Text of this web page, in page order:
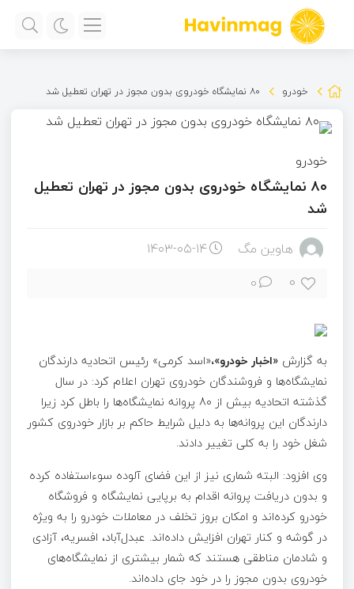
خودرو ۸۰ نمایشگاه‌ خودروی بدون مجوز در تهران تعطیل شد
خودرو
۸۰ نمایشگاه‌ خودروی بدون مجوز در تهران تعطیل
شد
هاوین مگ ۱۴۰۳-۰۵-۱۴
0
0
به گزارش «اخبار خودرو»،«اسد کرمی» رئیس اتحادیه دارندگان
نمایشگاه‌ها و فروشندگان خودروی تهران اعلام کرد: در سال
گذشته اتحادیه بیش از 80 پروانه نمایشگاه‌ها را باطل کرد زیرا
دارندگان این پروانه‌ها به دلیل شرایط حاکم بر بازار خودروی کشور
شغل خود را به کلی تغییر دادند.
وی افزود: البته شماری نیز از این فضای آلوده سوءاستفاده کرده
و بدون دریافت پروانه اقدام به برپایی نمایشگاه و فروشگاه
خودرو کرده‌اند و امکان بروز تخلف در معاملات خودرو را به ویژه
در گوشه و کنار تهران افزایش داده‌اند. عبدل‌آباد، افسریه، آزادی
و شادمان مناطقی هستند که شمار بیشتری از نمایشگاه‌های
خودروی بدون مجوز را در خود جای داده‌اند.